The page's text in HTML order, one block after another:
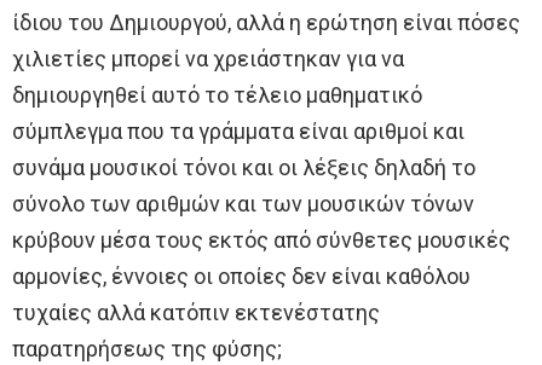
ίδιου του Δημιουργού, αλλά η ερώτηση είναι πόσες
χιλιετίες μπορεί να χρειάστηκαν για να
δημιουργηθεί αυτό το τέλειο μαθηματικό
σύμπλεγμα που τα γράμματα είναι αριθμοί και
συνάμα μουσικοί τόνοι και οι λέξεις δηλαδή το
σύνολο των αριθμών και των μουσικών τόνων
κρύβουν μέσα τους εκτός από σύνθετες μουσικές
αρμονίες, έννοιες οι οποίες δεν είναι καθόλου
τυχαίες αλλά κατόπιν εκτενέστατης
παρατηρήσεως της φύσης;